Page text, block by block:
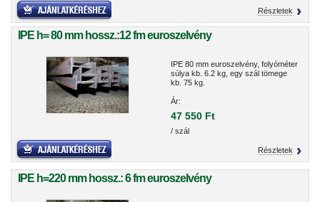
Részletek
IPE h= 80 mm hossz.:12 fm euroszelvény
IPE 80 mm euroszelvény, folyóméter
súlya kb. 6.2 kg, egy szál tömege
kb. 75 kg.
Ár:
47 550 Ft
/ szál
Részletek
IPE h=220 mm hossz.: 6 fm euroszelvény